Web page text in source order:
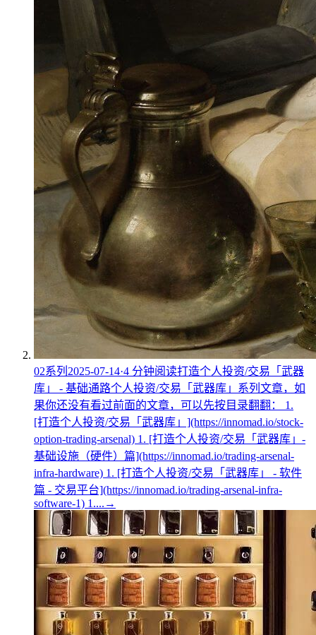
02系列 2025-07-14·4 分钟阅读打造个人投资/交易「武器
库」 - 基础通路个人投资/交易「武器库」系列文章，如
果你还没有看过前面的文章，可以先按目录翻翻： 1.
[打造个人投资/交易「武器库」](https://innomad.io/stock-
option-trading-arsenal) 1. [打造个人投资/交易「武器库」-
基础设施（硬件）篇](https://innomad.io/trading-arsenal-
infra-hardware) 1. [打造个人投资/交易「武器库」 - 软件
篇 - 交易平台](https://innomad.io/trading-arsenal-infra-
software-1) 1.... →